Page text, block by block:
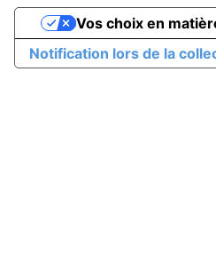
Notification lors de la
Vos choix en